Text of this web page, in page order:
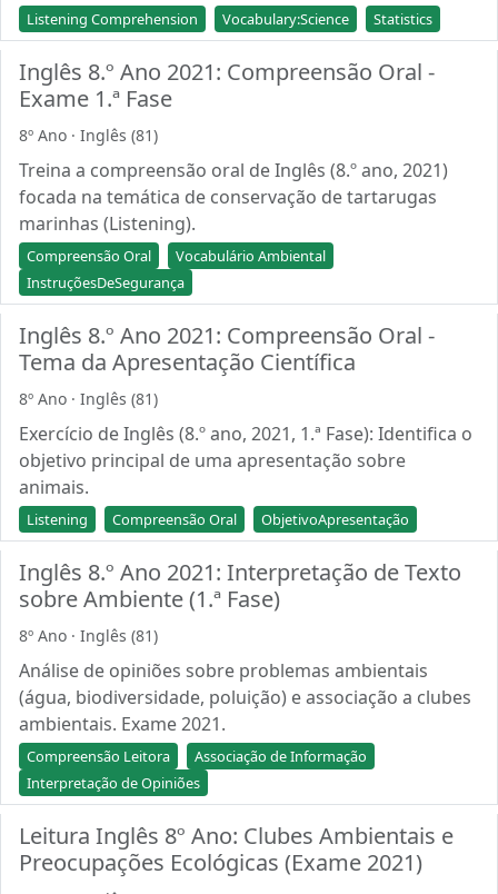
Listening Comprehension Vocabulary:Science Statistics
Inglês 8.º Ano 2021: Compreensão Oral -
Exame 1.ª Fase
8º Ano · Inglês (81)
Treina a compreensão oral de Inglês (8.º ano, 2021)
focada na temática de conservação de tartarugas
marinhas (Listening).
Compreensão Oral
Vocabulário Ambiental
InstruçõesDeSegurança
Inglês 8.º Ano 2021: Compreensão Oral -
Tema da Apresentação Científica
8º Ano · Inglês (81)
Exercício de Inglês (8.º ano, 2021, 1.ª Fase): Identifica o
objetivo principal de uma apresentação sobre
animais.
Listening Compreensão Oral ObjetivoApresentação
Inglês 8.º Ano 2021: Interpretação de Texto
sobre Ambiente (1.ª Fase)
8º Ano · Inglês (81)
Análise de opiniões sobre problemas ambientais
(água, biodiversidade, poluição) e associação a clubes
ambientais. Exame 2021.
Compreensão Leitora
Associação de Informação
Interpretação de Opiniões
Leitura Inglês 8º Ano: Clubes Ambientais e
Preocupações Ecológicas (Exame 2021)